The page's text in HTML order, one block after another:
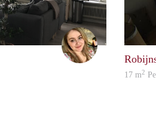
Marit
17 m2